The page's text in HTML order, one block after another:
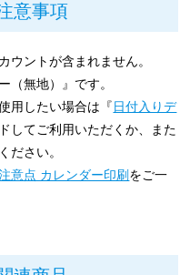
意事項
ントが含まれません。
（無地）』です。
用したい場合は『日付入りデ
してご利用いただくか、また
ださい。
意点 カレンダー印刷 をご一